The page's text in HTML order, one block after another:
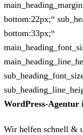
bottom:22px;“
bottom:33px;“
WordPress-Agentur
Wir helfen schnell &